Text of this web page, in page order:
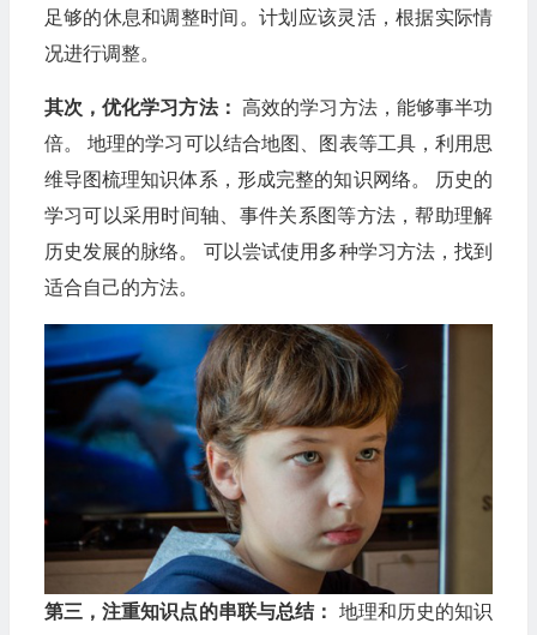
足够的休息和调整时间。计划应该灵活，根据实际情
况进行调整。
其次，优化学习方法： 高效的学习方法，能够事半功
倍。 地理的学习可以结合地图、图表等工具，利用思
维导图梳理知识体系，形成完整的知识网络。 历史的
学习可以采用时间轴、事件关系图等方法，帮助理解
历史发展的脉络。 可以尝试使用多种学习方法，找到
适合自己的方法。
第三，注重知识点的串联与总结：
地理和历史的知识